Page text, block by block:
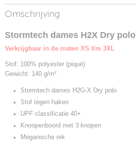
Productcode
513.18-1
Productcode leverancier
Omschrijving
Stormtech dames H2X Dry polo
Verkrijgbaar in de maten XS t/m 3XL
Stof: 100% polyester (piqué)
Gewicht: 140 g/m²
Stormtech dames H2G-X Dry polo
Stof tegen haken
UPF classificatie 40+
Knoopenboord met 3 knopen
Meganische rek